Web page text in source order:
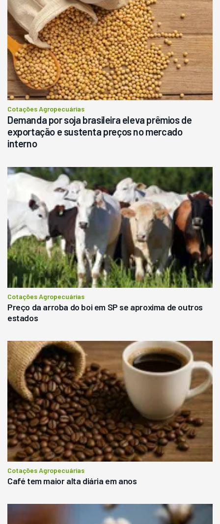
Cotações Agropecuárias
Demanda por soja brasileira eleva prêmios de
exportação e sustenta preços no mercado
interno
Cotações Agropecuárias
Preço da arroba do boi em SP se aproxima de outros
estados
Cotações Agropecuárias
Café tem maior alta diária em anos